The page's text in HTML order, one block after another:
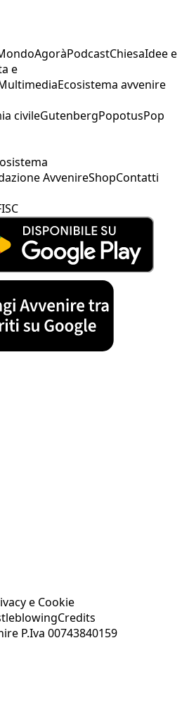
AgoràPodcastChiesaIdee e
e
Ecosistema avvenire
civileGutenbergPopotusPop
AvvenireShopContatti
e Cookie
Credits
P.Iva 00743840159